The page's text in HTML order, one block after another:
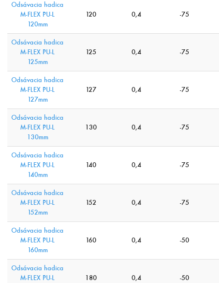
Odsávacia hadica
M-FLEX PU-L
120mm
120 0,4 -75
Odsávacia hadica
M-FLEX PU-L
125mm
125 0,4 -75
Odsávacia hadica
M-FLEX PU-L
127mm
127 0,4 -75
Odsávacia hadica
M-FLEX PU-L
130mm
130 0,4 -75
Odsávacia hadica
M-FLEX PU-L
140mm
140 0,4 -75
Odsávacia hadica
M-FLEX PU-L
152mm
152 0,4 -75
Odsávacia hadica
M-FLEX PU-L
160mm
160 0,4 -50
Odsávacia hadica
M-FLEX PU-L
180 0,4 -50